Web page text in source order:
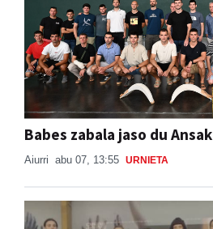
Babes zabala jaso du Ansak